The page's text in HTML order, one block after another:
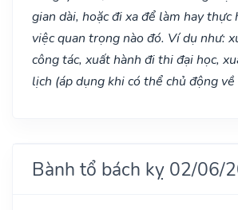
gian dài, hoặc đi xa để làm hay
việc quan trọng nào đó. Ví dụ như:
công tác, xuất hành đi thi đại học,
lịch (áp dụng khi có thể chủ động
Bành tổ bách kỵ 02/06/